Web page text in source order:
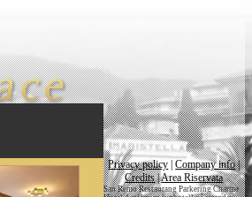
Privacy policy |Company info|
Credits|Area Riservata
San Remo Restaurang Parkering Charme